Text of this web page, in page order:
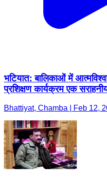
भटियात: बालिकाओं में
प्रशिक्षण कार्यक्रम एक
Bhattiyat, Chamba | Feb 12,